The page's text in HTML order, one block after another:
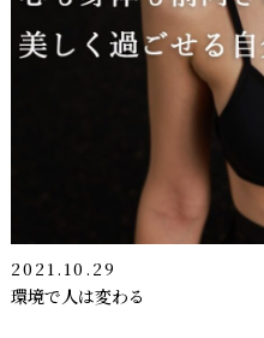
2021.10.29
環境で人は変わる